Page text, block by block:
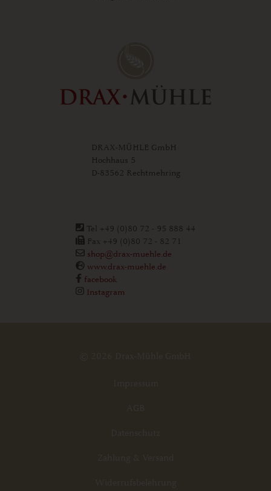
DRAX-MÜHLE GmbH
Hochhaus 5
D-83562 Rechtmehring
Tel +49 (0)80 72 - 95 888 44
Fax +49 (0)80 72 - 82 71
shop@drax-muehle.de
www.drax-muehle.de
facebook
Instagram